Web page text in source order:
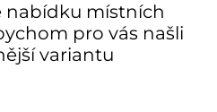
nabídku místních
pro vás našli
variantu